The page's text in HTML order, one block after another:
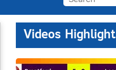
Videos Highlight